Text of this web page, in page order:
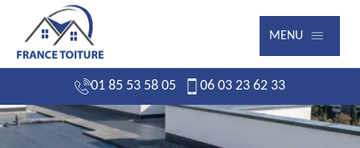
MENU
01 85 53 58 05 06 03 23 62 33